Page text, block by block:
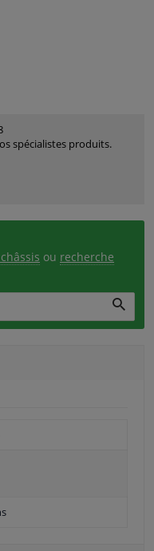
spécialistes produits.
ou recherche